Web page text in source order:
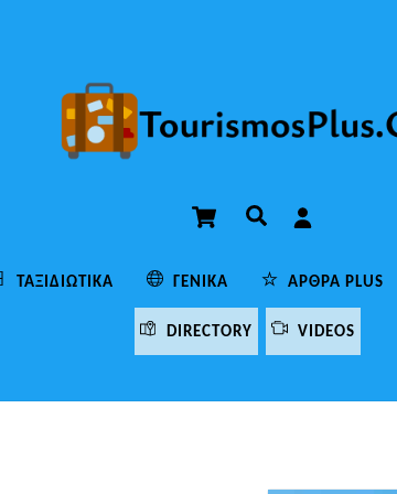
Cart Αναζήτηση
ΤΑΞΙΔΙΩΤΙΚΆ ΓΕΝΙΚΆ ΆΡΘΡΑ PLUS
DIRECTORY VIDEOS